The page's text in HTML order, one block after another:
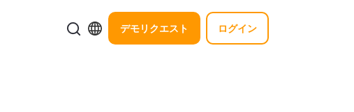
デモリクエスト ログイン